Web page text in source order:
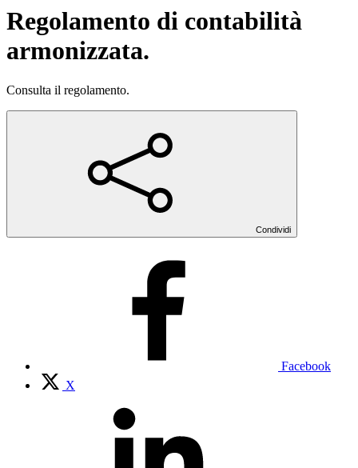
Regolamento di contabilità
armonizzata.
Consulta il regolamento.
Condividi
Facebook
X